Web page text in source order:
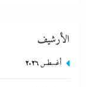
الأرشيف
أغسطس 2026